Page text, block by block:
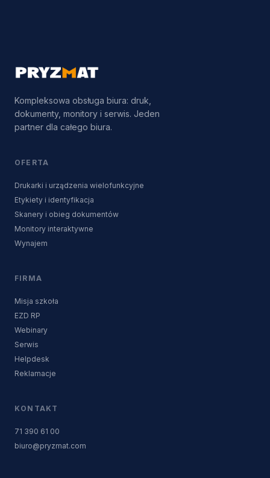
Kompleksowa obsługa biura: druk,
dokumenty, monitory i serwis. Jeden
partner dla całego biura.
OFERTA
Drukarki i urządzenia wielofunkcyjne
Etykiety i identyfikacja
Skanery i obieg dokumentów
Monitory interaktywne
Wynajem
FIRMA
Misja szkoła
EZD RP
Webinary
Serwis
Helpdesk
Reklamacje
KONTAKT
71 390 61 00
biuro@pryzmat.com